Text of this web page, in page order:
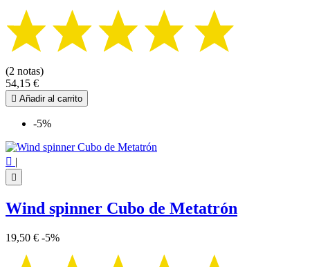
(2 notas)
54,15 €
 Añadir al carrito
-5%
 |

Wind spinner Cubo de Metatrón
19,50 € -5%